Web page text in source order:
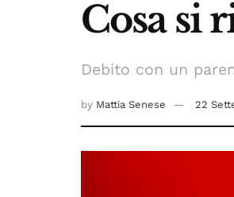
Cosa si
Debito con un
by Mattia Senese 22